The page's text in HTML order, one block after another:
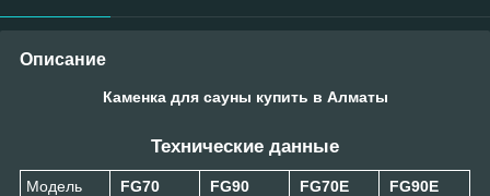
Описание
Каменка для сауны купить в Алматы
Технические данные
Модель
FG70
FG90
FG70E
FG90E